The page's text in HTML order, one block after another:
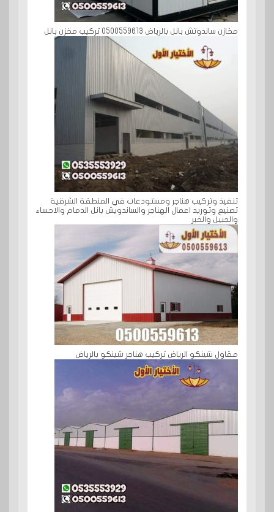
مخازن ساندوتش بانل بالرياض 0500559613 تركيب مخزن بانل
تنفيذ وتركيب هناجر ومستودعات في المنطقة الشرقية
تصنيع وتوريد اعمال الهناجر والساندويش بانل الدمام والاحساء
والجبيل والخبر
مقاول شينكو الرياض تركيب هناجر شينكو بالرياض